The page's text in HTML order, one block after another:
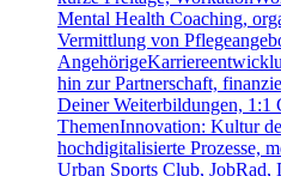
Mental Health Coaching,
Vermittlung von
hin zur Partnerschaft,
Deiner Weiterbildungen, 1:1
ThemenInnovation: Kultur
hochdigitalisierte Prozesse,
Urban Sports Club, JobRad,